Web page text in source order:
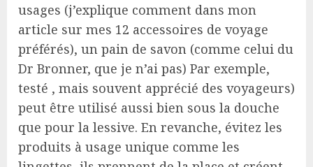
usages (j’explique comment dans mon
article sur mes 12 accessoires de voyage
préférés), un pain de savon (comme celui du
Dr Bronner, que je n’ai pas) Par exemple,
testé , mais souvent apprécié des voyageurs)
peut être utilisé aussi bien sous la douche
que pour la lessive. En revanche, évitez les
produits à usage unique comme les